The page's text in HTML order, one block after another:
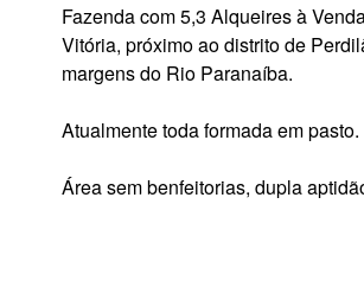
Fazenda com 5,3 Alqueires à
Vitória, próximo ao distrito de
margens do Rio Paranaíba.
Atualmente toda formada em pasto.
Área sem benfeitorias, dupla